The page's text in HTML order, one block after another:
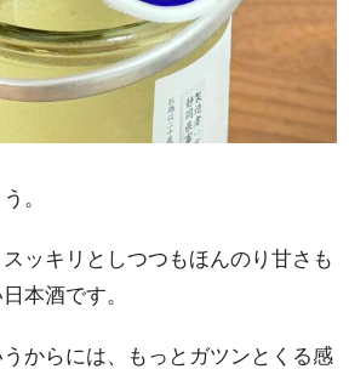
。
ッキリとしつつもほんのり甘さも
本酒です。
からには、もっとガツンとくる感